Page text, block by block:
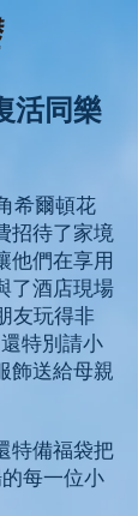
活同樂
希爾頓花
招待了家境
他們在享用
了酒店現場
友玩得非
特別請小
飾送給母親
特備福袋把
每一位小